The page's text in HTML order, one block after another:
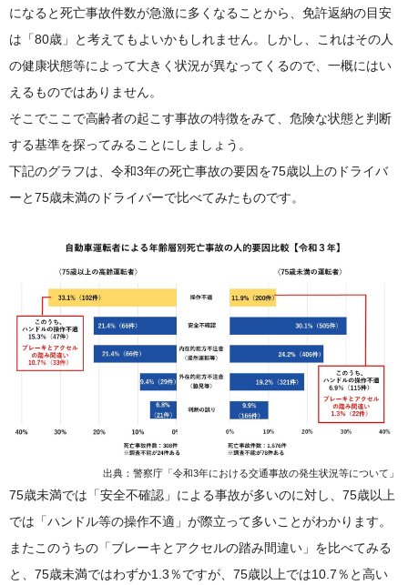
になると死亡事故件数が急激に多くなることから、免許返納の目安
は「80歳」と考えてもよいかもしれません。しかし、これはその人
の健康状態等によって大きく状況が異なってくるので、一概にはい
えるものではありません。
そこでここで高齢者の起こす事故の特徴をみて、危険な状態と判断
する基準を探ってみることにしましょう。
下記のグラフは、令和3年の死亡事故の要因を75歳以上のドライバ
ーと75歳未満のドライバーで比べてみたものです。
出典：警察庁「令和3年における交通事故の発生状況等について」
75歳未満では「安全不確認」による事故が多いのに対し、75歳以上
では「ハンドル等の操作不適」が際立って多いことがわかります。
またこのうちの「ブレーキとアクセルの踏み間違い」を比べてみる
と、75歳未満ではわずか1.3％ですが、75歳以上では10.7％と高い